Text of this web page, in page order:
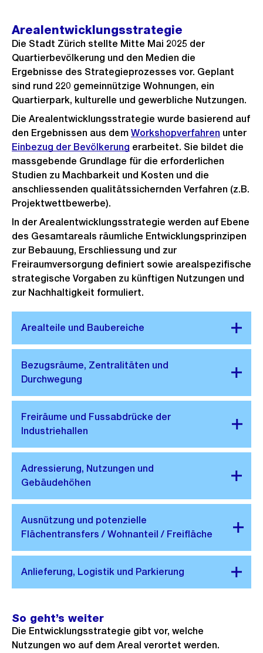
Arealentwicklungsstrategie
Die Stadt Zürich stellte Mitte Mai 2025 der
Quartierbevölkerung und den Medien die
Ergebnisse des Strategieprozesses vor. Geplant
sind rund 220 gemeinnützige Wohnungen, ein
Quartierpark, kulturelle und gewerbliche Nutzungen.
Die Arealentwicklungsstrategie wurde basierend auf
den Ergebnissen aus dem Workshopverfahren unter
Einbezug der Bevölkerung erarbeitet. Sie bildet die
massgebende Grundlage für die erforderlichen
Studien zu Machbarkeit und Kosten und die
anschliessenden qualitätssichernden Verfahren (z.B.
Projektwettbewerbe).
In der Arealentwicklungsstrategie werden auf Ebene
des Gesamtareals räumliche Entwicklungsprinzipen
zur Bebauung, Erschliessung und zur
Freiraumversorgung definiert sowie arealspezifische
strategische Vorgaben zu künftigen Nutzungen und
zur Nachhaltigkeit formuliert.
So geht’s weiter
Die Entwicklungsstrategie gibt vor, welche
Nutzungen wo auf dem Areal verortet werden.